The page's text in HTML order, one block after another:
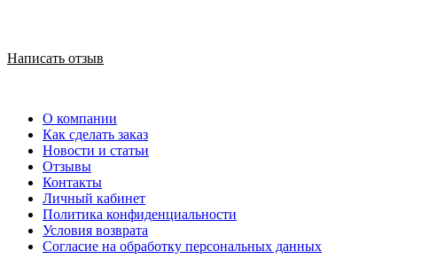
Написать отзыв
О компании
Как сделать заказ
Новости и статьи
Отзывы
Контакты
Личный кабинет
Политика конфиденциальности
Условия возврата
Согласие на обработку персональных данных